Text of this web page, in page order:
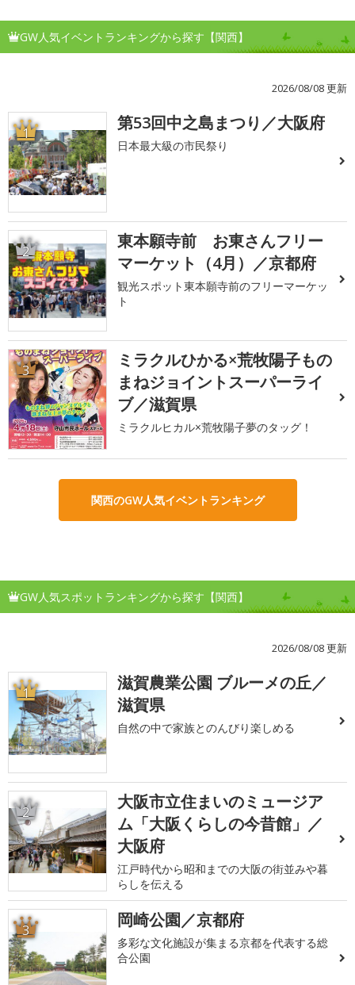
GW人気イベントランキングから探す【関西】
2026/08/08 更新
1 第53回中之島まつり／大阪府
日本最大級の市民祭り
2
東本願寺前 お東さんフリー
マーケット（4月）／京都府
観光スポット東本願寺前のフリーマーケッ
ト
3
ミラクルひかる×荒牧陽子もの
まねジョイントスーパーライ
ブ／滋賀県
ミラクルヒカル×荒牧陽子夢のタッグ！
関西のGW人気イベントランキング
GW人気スポットランキングから探す【関西】
2026/08/08 更新
1
滋賀農業公園 ブルーメの丘／
滋賀県
自然の中で家族とのんびり楽しめる
2
大阪市立住まいのミュージア
ム「大阪くらしの今昔館」／
大阪府
江戸時代から昭和までの大阪の街並みや暮
らしを伝える
3 岡崎公園／京都府
多彩な文化施設が集まる京都を代表する総
合公園